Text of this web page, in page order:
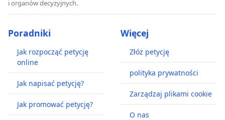
i organów decyzyjnych.
Poradniki
Jak rozpocząć petycję
online
Jak napisać petycję?
Jak promować petycję?
Więcej
Złóż petycję
polityka prywatności
Zarządzaj plikami cookie
O nas